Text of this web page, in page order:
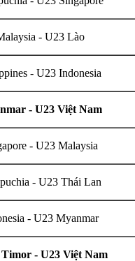
- U23 Lào
- U23 Indonesia
- U23 Việt Nam
- U23 Malaysia
- U23 Thái Lan
- U23 Myanmar
- U23 Việt Nam